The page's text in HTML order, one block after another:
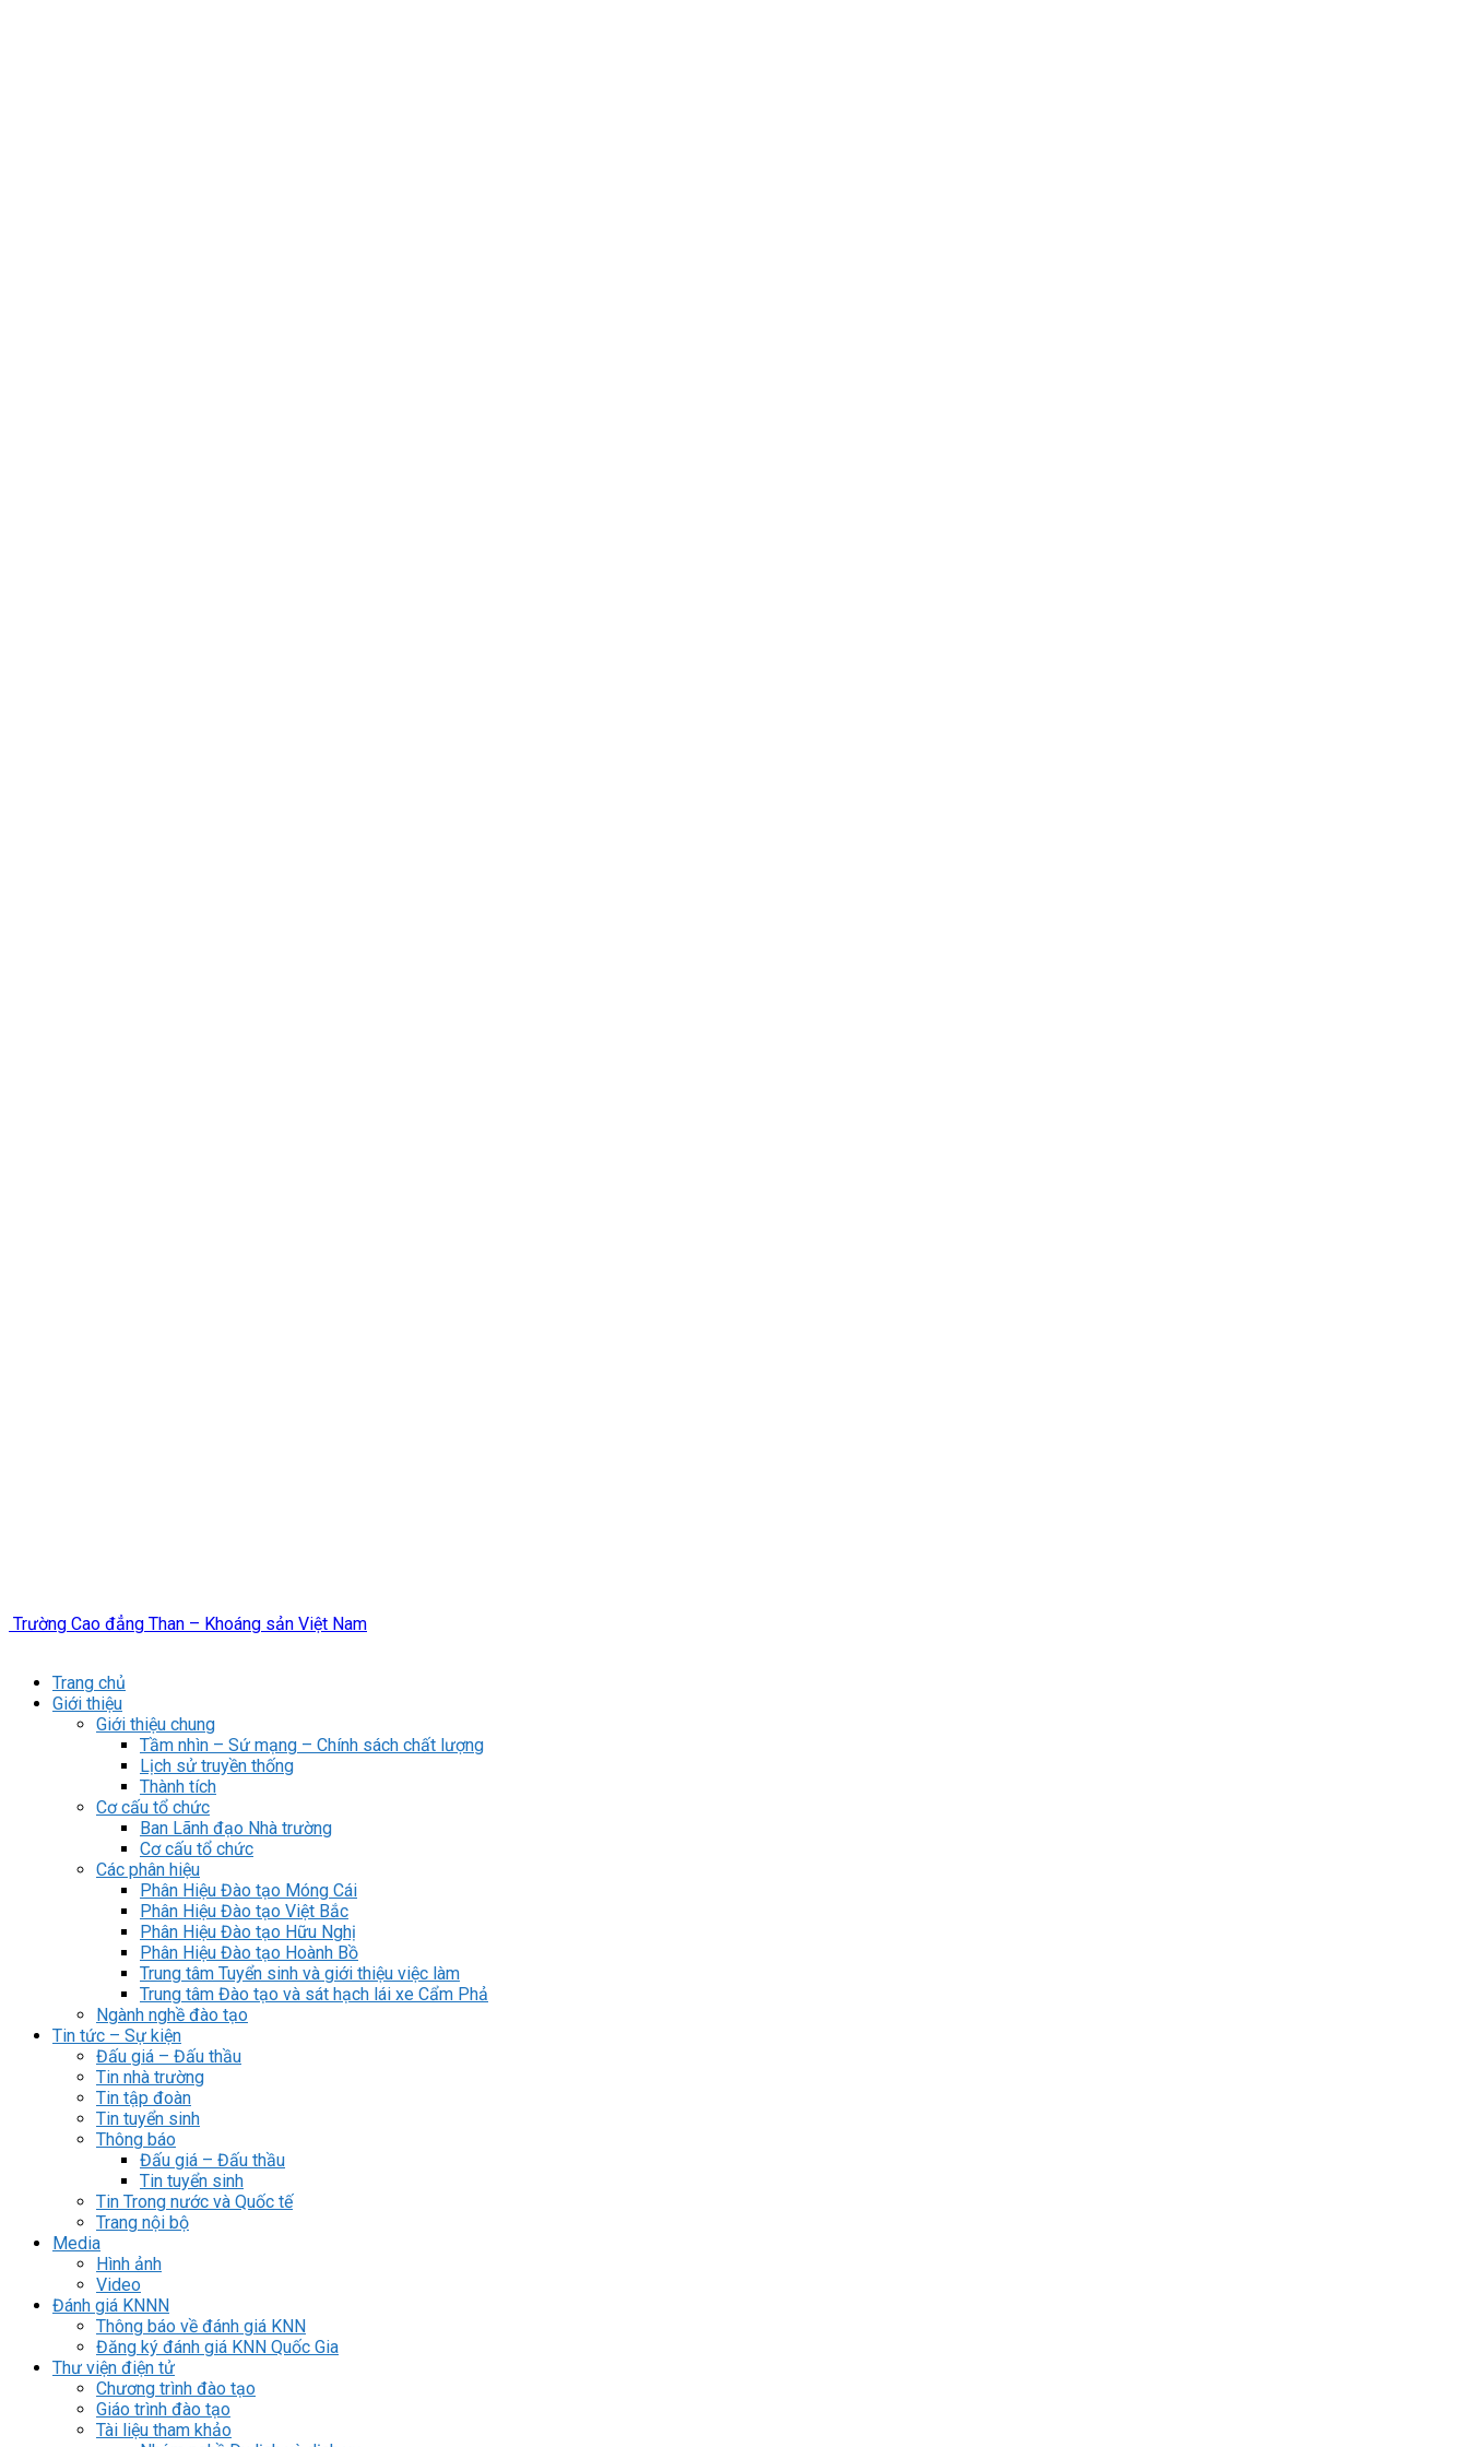
Trường Cao đẳng Than – Khoáng sản Việt Nam
Trang chủ
Giới thiệu
Giới thiệu chung
Tầm nhìn – Sứ mạng – Chính sách chất lượng
Lịch sử truyền thống
Thành tích
Cơ cấu tổ chức
Ban Lãnh đạo Nhà trường
Cơ cấu tổ chức
Các phân hiệu
Phân Hiệu Đào tạo Móng Cái
Phân Hiệu Đào tạo Việt Bắc
Phân Hiệu Đào tạo Hữu Nghị
Phân Hiệu Đào tạo Hoành Bồ
Trung tâm Tuyển sinh và giới thiệu việc làm
Trung tâm Đào tạo và sát hạch lái xe Cẩm Phả
Ngành nghề đào tạo
Tin tức – Sự kiện
Đấu giá – Đấu thầu
Tin nhà trường
Tin tập đoàn
Tin tuyển sinh
Thông báo
Đấu giá – Đấu thầu
Tin tuyển sinh
Tin Trong nước và Quốc tế
Trang nội bộ
Media
Hình ảnh
Video
Đánh giá KNNN
Thông báo về đánh giá KNN
Đăng ký đánh giá KNN Quốc Gia
Thư viện điện tử
Chương trình đào tạo
Giáo trình đào tạo
Tài liệu tham khảo